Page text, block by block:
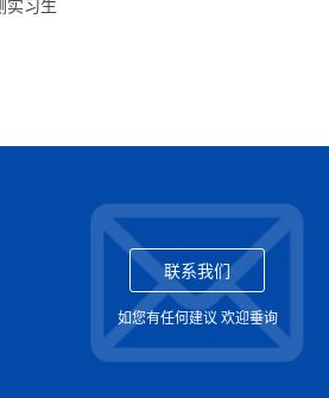
实习生
联系我们
如您有任何建议 欢迎垂询